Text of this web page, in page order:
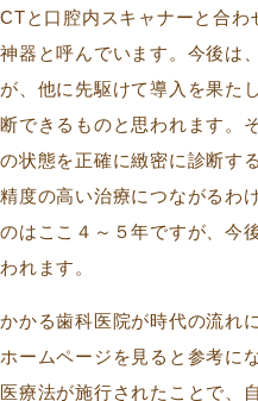
CTと口腔内スキャナーと合
神器と呼んでいます。今後は
が、他に先駆けて導入を果た
断できるものと思われます。
の状態を正確に緻密に診断す
精度の高い治療につながるわ
のはここ４～５年ですが、今
われます。
かかる歯科医院が時代の流れ
ホームページを見ると参考に
医療法が施行されたことで、